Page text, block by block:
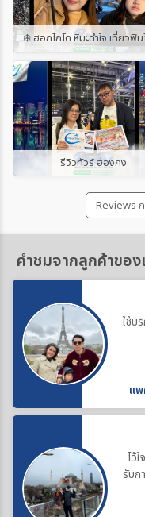
รีวิวทัวร์ ฮ่องกง
Reviews
คำชมจากลูกค้าของ
ใช้บ
แ
ไว้
รับก